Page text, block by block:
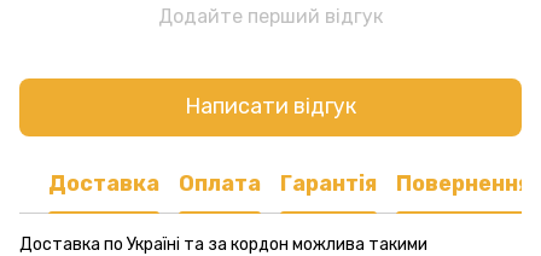
Додайте перший відгук
Написати відгук
Доставка Оплата Гарантія Повернення
Доставка по Україні та за кордон можлива такими